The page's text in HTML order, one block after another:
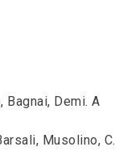
Bagnai, Demi. A
Musolino, C.